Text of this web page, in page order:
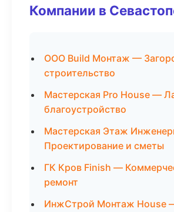
Компании в
ООО Build Монтаж —
строительство
Мастерская Pro House —
благоустройство
Мастерская Этаж
Проектирование и сметы
ГК Кров Finish —
ремонт
ИнжСтрой Монтаж House